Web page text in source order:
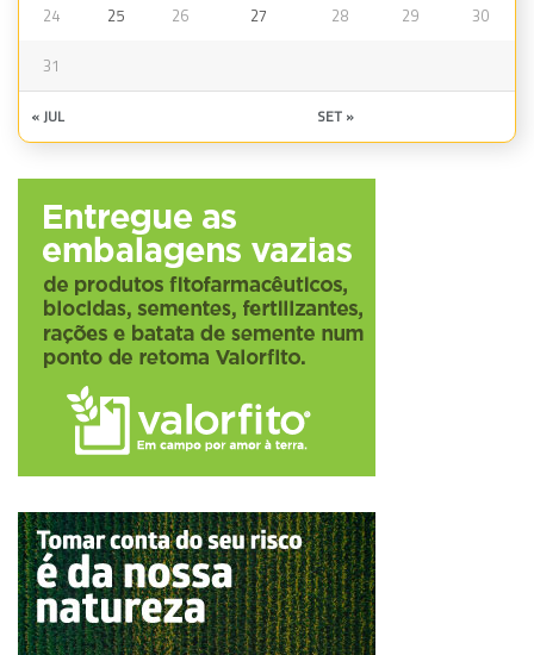
24 25 26 27 28 29 30
31
« JUL SET »